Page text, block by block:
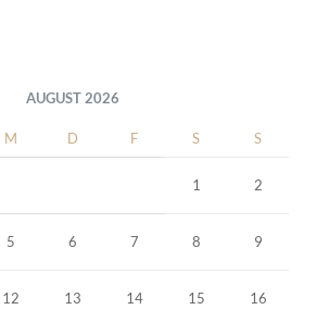
AUGUST 2026
M D F S S
1 2
5 6 7 8 9
12 13 14 15 16